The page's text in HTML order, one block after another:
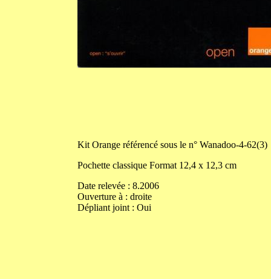
Kit Orange référencé sous le n° Wanadoo-4-62(3)
Pochette classique Format 12,4 x 12,3 cm
Date relevée : 8.2006
Ouverture à : droite
Dépliant joint : Oui